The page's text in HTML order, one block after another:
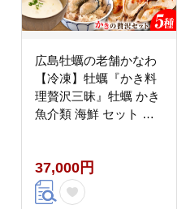
広島牡蠣の老舗かなわ
【冷凍】牡蠣『かき料
理贅沢三昧』牡蠣 かき
魚介類 海鮮 セット 広
37,000円